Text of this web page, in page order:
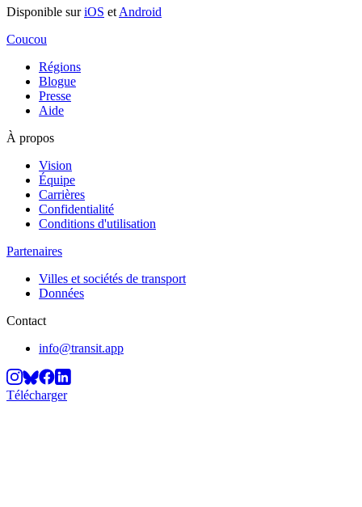
Disponible suriOS et Android
Coucou
Régions
Blogue
Presse
Aide
À propos
Vision
Équipe
Carrières
Confidentialité
Conditions d'utilisation
Partenaires
Villes et sociétés de transport
Données
Contact
info@transit.app
Télécharger